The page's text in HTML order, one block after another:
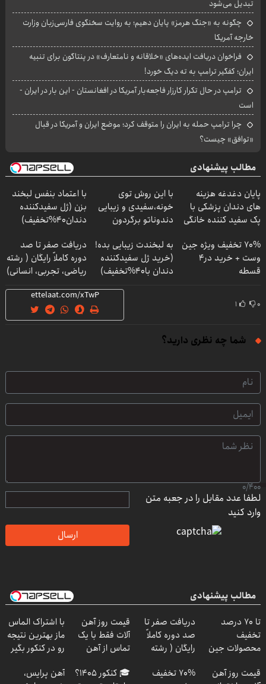
تبدیل می‌شود
چگونه به «جنگ هرمز» پایان دهیم؛ به روایت سخنگوی فارسی‌زبان وزارت
خارجه آمریکا
فراخوان دریافت ایده‌های «خلاقانه و نامتعارف» در پنتاگون برای تنبیه
ایران؛ کفگیر ترامپ به ته دیگ خورد!
ترامپ در حال تکرار کارزار فاجعه‌بار آمریکا در افغانستان - این بار در ایران -
است
چرا ترامپ حمله به ایران را متوقف کرد؛ موضع ایران و آمریکا در قبال
«توافق» چیست؟
مطالب پیشنهادی
پایان دغدغه هزینه
های دندان پزشکی با
پک سفید کننده خانگی
با این روش توی
خونه،سفیدی و زیبایی
دندوناتو برگردون
با اعتماد بنفس لبخند
بزن (ژل سفیدکننده
دندان40%تخفیف)
70% تخفیف ویژه جین
وست + خرید در4
قسطه
به لبخندت زیبایی بده!
(خرید ژل سفیدکننده
دندان با40%تخفیف)
دریافت صفر تا صد
دوره کاملاً رایگان ( رشته
ریاضی، تجربی، انسانی)
۰ ۱
شما چه نظری دارید؟
0/400
لطفا عدد مقابل را در جعبه متن
وارد کنید
ارسال
مطالب پیشنهادی
تا 70 درصد
تخفیف
محصولات جین
4 قسط
دریافت صفر تا
صد دوره کاملاً
رایگان ( رشته
انسانی)
قیمت روز آهن
آلات فقط با یک
تماس از آهن
با اشتراک الماس
ماز بهترین نتیجه
رو در کنکور بگیر
قیمت روز آهن
70% تخفیف
🎓 کنکور ۱۴۰5؟
آهن پرایس،